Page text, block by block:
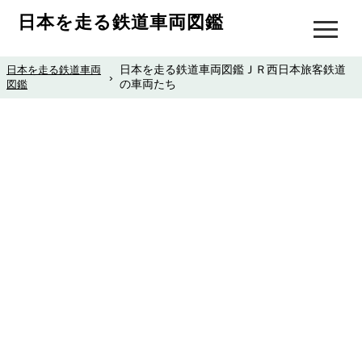
日本を走る鉄道車両図鑑
日本を走る鉄道車両
図鑑
›
日本を走る鉄道車両図鑑ＪＲ西日本旅客鉄道
の車両たち